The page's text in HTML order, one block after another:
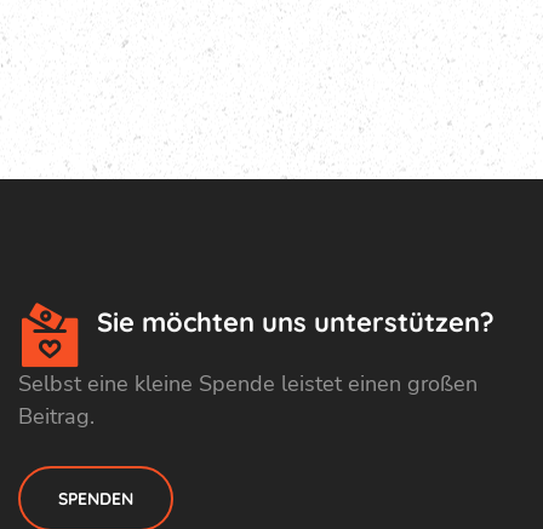
Sie möchten uns unterstützen?
Selbst eine kleine Spende leistet einen großen
Beitrag.
SPENDEN